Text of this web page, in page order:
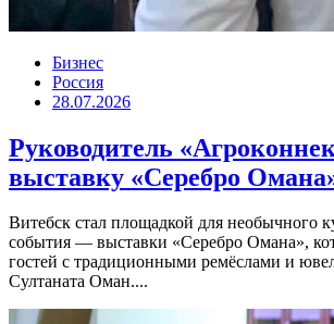
Бизнес
Россия
28.07.2026
Руководитель
выставку «Серебро
Витебск стал площадкой для необычного
события — выставки «Серебро Омана»,
гостей с традиционными ремёслами и
Султаната Оман....